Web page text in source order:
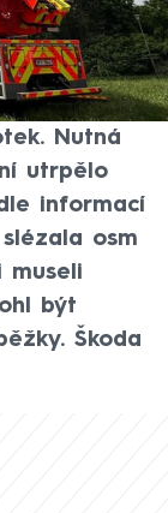
byt v
v
hasiči,
Nutná
utrpělo
informací
osm
museli
být
Škoda